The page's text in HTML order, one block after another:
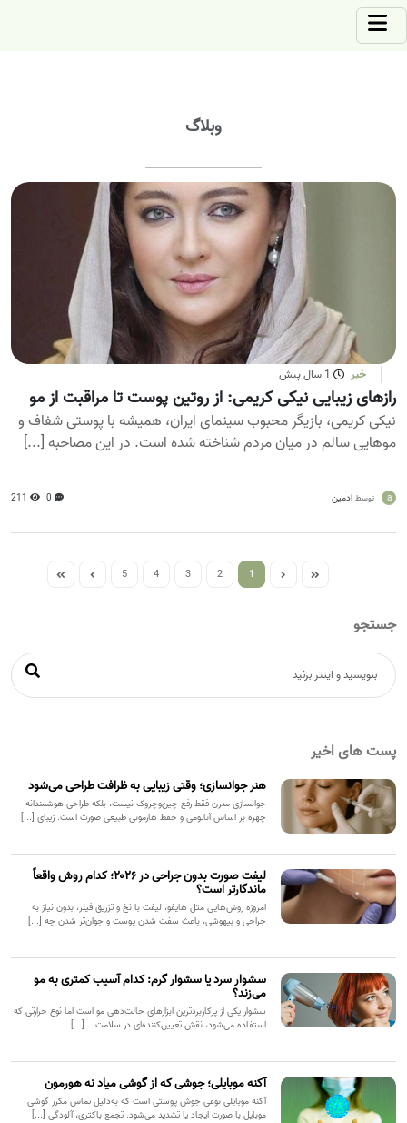
وبلاگ
خبر 1 سال پیش
رازهای زیبایی نیکی کریمی: از روتین پوست تا مراقبت از مو
نیکی کریمی، بازیگر محبوب سینمای ایران، همیشه با پوستی شفاف و
موهایی سالم در میان مردم شناخته شده است. در این مصاحبه [...]
a توسط ادمین 0
211
1
2
3
4
5
جستجو
پست های اخیر
هنر جوانسازی؛ وقتی زیبایی به ظرافت طراحی می‌شود
جوانسازی مدرن فقط رفع چین‌وچروک نیست، بلکه طراحی هوشمندانه
چهره بر اساس آناتومی و حفظ هارمونی طبیعی صورت است. زیبای [...]
لیفت صورت بدون جراحی در ۲۰۲۶؛ کدام روش واقعاً
ماندگارتر است؟
امروزه روش‌هایی مثل هایفو، لیفت با نخ و تزریق فیلر، بدون نیاز به
جراحی و بیهوشی، باعث سفت شدن پوست و جوان‌تر شدن چه [...]
سشوار سرد یا سشوار گرم: کدام آسیب کمتری به مو
می‌زند؟
سشوار یکی از پرکاربردترین ابزارهای حالت‌دهی مو است اما نوع حرارتی که
استفاده می‌شود، نقش تعیین‌کننده‌ای در سلامت... [...]
آکنه موبایلی؛ جوشی که از گوشی میاد نه هورمون
آکنه موبایلی نوعی جوش پوستی است که به‌دلیل تماس مکرر گوشی
موبایل با صورت ایجاد یا تشدید می‌شود. تجمع باکتری، آلودگی [...]